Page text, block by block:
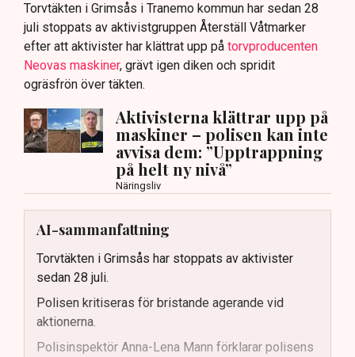
Torvtäkten i Grimsås i Tranemo kommun har sedan 28
juli stoppats av aktivistgruppen Återställ Våtmarker
efter att aktivister har klättrat upp på torvproducenten
Neovas maskiner, grävt igen diken och spridit
ogräsfrön över täkten.
Aktivisterna klättrar upp på
maskiner – polisen kan inte
avvisa dem: ”Upptrappning
på helt ny nivå”
Näringsliv
AI-sammanfattning
Torvtäkten i Grimsås har stoppats av aktivister
sedan 28 juli.
Polisen kritiseras för bristande agerande vid
aktionerna.
Polisinspektör Anna-Lena Mann förklarar polisens